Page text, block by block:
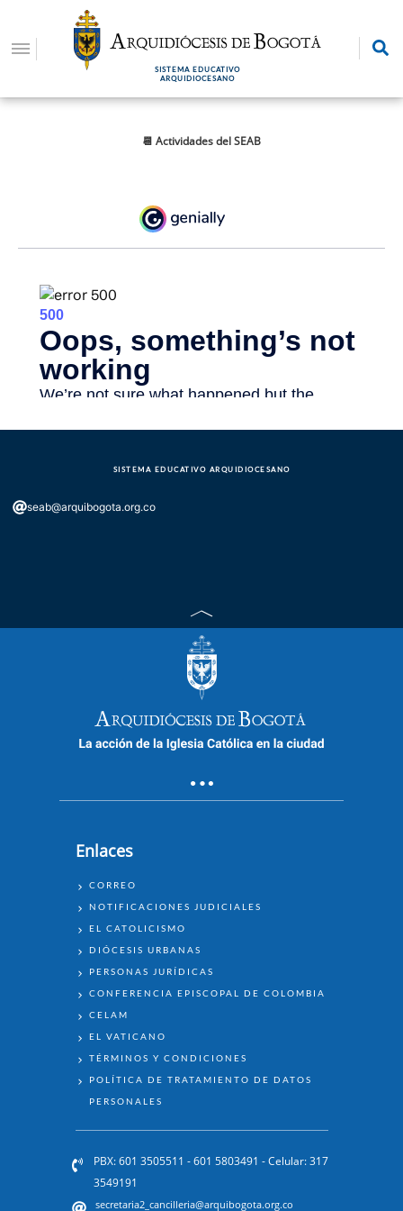
contenido
SISTEMA EDUCATIVO
ARQUIDIOCESANO
📆 Actividades del SEAB
SISTEMA EDUCATIVO ARQUIDIOCESANO
seab@arquibogota.org.co
Enlaces
ENLACES
CORREO
NOTIFICACIONES JUDICIALES
EL CATOLICISMO
DIÓCESIS URBANAS
PERSONAS JURÍDICAS
CONFERENCIA EPISCOPAL DE COLOMBIA
CELAM
EL VATICANO
TÉRMINOS Y CONDICIONES
POLÍTICA DE TRATAMIENTO DE DATOS
PERSONALES
PBX: 601 3505511 - 601 5803491 - Celular: 317
3549191
secretaria2_cancilleria@arquibogota.org.co